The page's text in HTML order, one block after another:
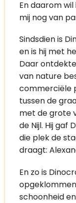
En daarom
mij nog van
Sindsdien is
en is hij met
Daar
van nature
commerciële
tussen de
met de grote
de Nijl. Hij gaf
die plek de
draagt:
En zo is
schoonheid